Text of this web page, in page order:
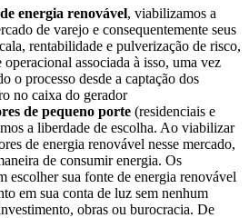
energia renovável, viabilizamos a
de varejo e consequentemente seus
rentabilidade e pulverização de risco,
associada à isso, uma vez
o processo desde a captação dos
no caixa do gerador
de pequeno porte (residenciais e
a liberdade de escolha. Ao viabilizar
de energia renovável nesse mercado,
de consumir energia. Os
escolher sua fonte de energia renovável
em sua conta de luz sem nenhum
obras ou burocracia. De